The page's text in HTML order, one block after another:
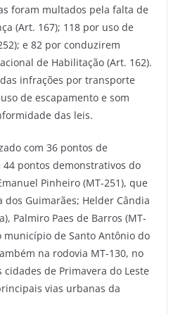
foram multados pela falta de
(Art. 167); 118 por uso de
e 82 por conduzirem
de Habilitação (Art. 162).
infrações por transporte
de escapamento e som
das leis.
com 36 pontos de
pontos demonstrativos do
Pinheiro (MT-251), que
dos Guimarães; Helder Cândia
Palmiro Paes de Barros (MT-
município de Santo Antônio do
na rodovia MT-130, no
de Primavera do Leste
vias urbanas da